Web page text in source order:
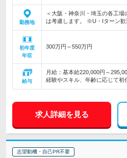
勤務地
＜大阪・神奈川・埼玉の各工
は考慮します。 ※U・Iターン
初年度
年収
300万円～550万円
給与
月給：基本給220,000円～
経験やスキル、年齢に応じて初
求人詳細を見る
志望動機・自己PR不要